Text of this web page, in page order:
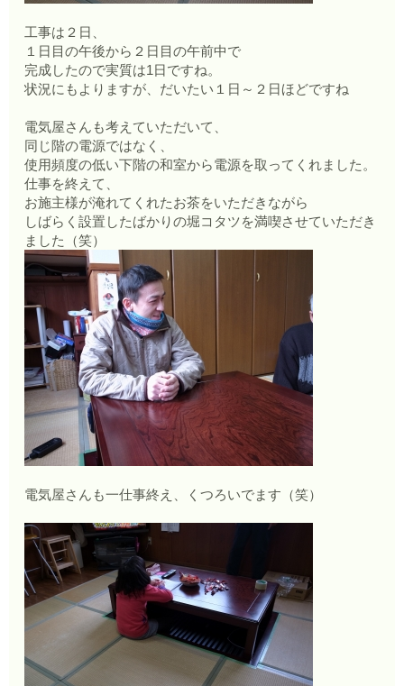
工事は２日、
１日目の午後から２日目の午前中で
完成したので実質は1日ですね。
状況にもよりますが、だいたい１日～２日ほどですね
電気屋さんも考えていただいて、
同じ階の電源ではなく、
使用頻度の低い下階の和室から電源を取ってくれました。
仕事を終えて、
お施主様が淹れてくれたお茶をいただきながら
しばらく設置したばかりの堀コタツを満喫させていただき
ました（笑）
電気屋さんも一仕事終え、くつろいでます（笑）